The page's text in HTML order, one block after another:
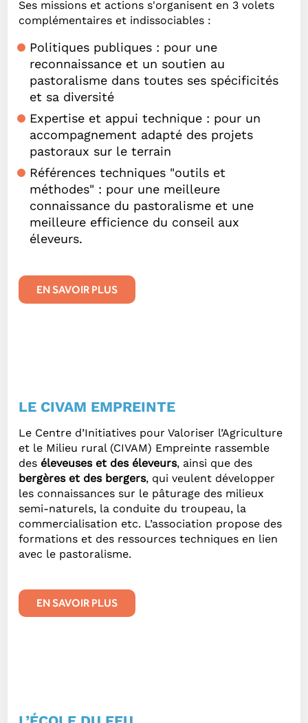
Ses missions et actions s'organisent en 3 volets
complémentaires et indissociables :
Politiques publiques : pour une
reconnaissance et un soutien au
pastoralisme dans toutes ses spécificités
et sa diversité
Expertise et appui technique : pour un
accompagnement adapté des projets
pastoraux sur le terrain
Références techniques "outils et
méthodes" : pour une meilleure
connaissance du pastoralisme et une
meilleure efficience du conseil aux
éleveurs.
EN SAVOIR PLUS
LE CIVAM EMPREINTE
Le Centre d’Initiatives pour Valoriser l’Agriculture
et le Milieu rural (CIVAM) Empreinte rassemble
des éleveuses et des éleveurs, ainsi que des
bergères et des bergers, qui veulent développer
les connaissances sur le pâturage des milieux
semi-naturels, la conduite du troupeau, la
commercialisation etc. L’association propose des
formations et des ressources techniques en lien
avec le pastoralisme.
EN SAVOIR PLUS